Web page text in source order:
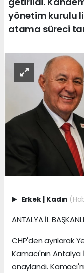
yönetim kurulu
atama süreci
Erkek | Kadın
ANTALYA İL
CHP'den ayrılarak
Kamacı'nın Antalya
onaylandı.